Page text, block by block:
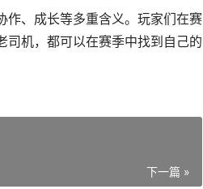
作、成长等多重含义。玩家们在赛
司机，都可以在赛季中找到自己的
下一篇 »